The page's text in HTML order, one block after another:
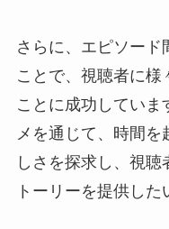
さらに、エピソード
ことで、視聴者に様
ことに成功していま
メを通じて、時間を
しさを探求し、視
トーリーを提供した